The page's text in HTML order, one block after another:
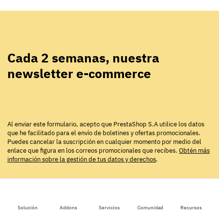
Solución Addons Servicios Comunidad Recursos
Cada 2 semanas, nuestra
newsletter e-commerce
Al enviar este formulario, acepto que PrestaShop S.A utilice los datos
que he facilitado para el envío de boletines y ofertas promocionales.
Puedes cancelar la suscripción en cualquier momento por medio del
enlace que figura en los correos promocionales que recibes. Obtén más
información sobre la gestión de tus datos y derechos.
ARTÍCULOS QUE PUEDEN